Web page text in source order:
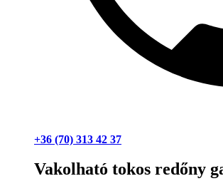
+36 (70) 313 42 37
Vakolható tokos redőny